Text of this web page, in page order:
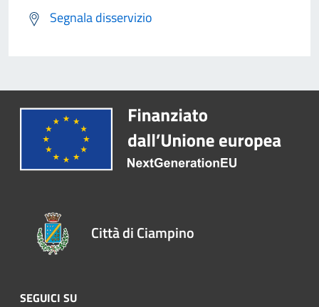
Segnala disservizio
Città di Ciampino
SEGUICI SU